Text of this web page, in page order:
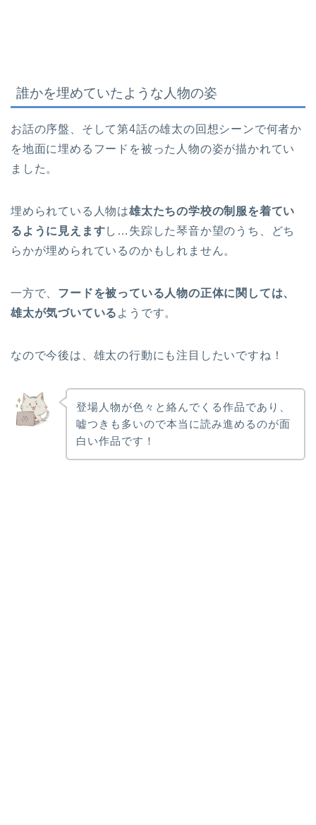
誰かを埋めていたような人物の姿
お話の序盤、そして第4話の雄太の回想シーンで何者か
を地面に埋めるフードを被った人物の姿が描かれてい
ました。
埋められている人物は雄太たちの学校の制服を着てい
るように見えますし…失踪した琴音か望のうち、どち
らかが埋められているのかもしれません。
一方で、 フードを被っている人物の正体に関しては、
雄太が気づいている ようです。
なので今後は、雄太の行動にも注目したいですね！
登場人物が色々と絡んでくる作品であり、
嘘つきも多いので本当に読み進めるのが面
白い作品です！